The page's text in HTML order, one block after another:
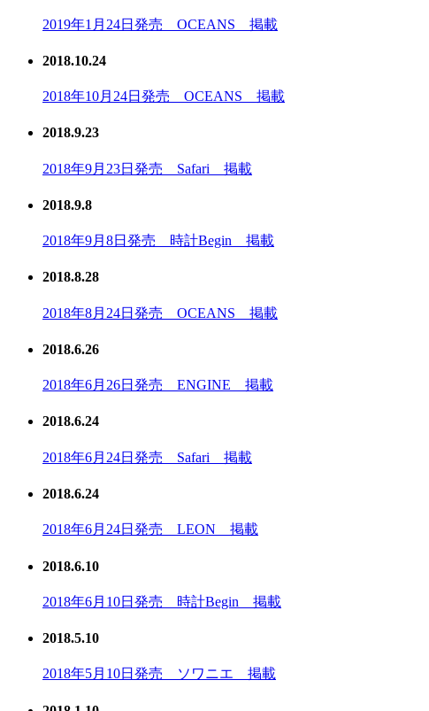
2019年1月24日発売 OCEANS 掲載
2018.10.24
2018年10月24日発売 OCEANS 掲載
2018.9.23
2018年9月23日発売 Safari 掲載
2018.9.8
2018年9月8日発売 時計Begin 掲載
2018.8.28
2018年8月24日発売 OCEANS 掲載
2018.6.26
2018年6月26日発売 ENGINE 掲載
2018.6.24
2018年6月24日発売 Safari 掲載
2018.6.24
2018年6月24日発売 LEON 掲載
2018.6.10
2018年6月10日発売 時計Begin 掲載
2018.5.10
2018年5月10日発売 ソワニエ 掲載